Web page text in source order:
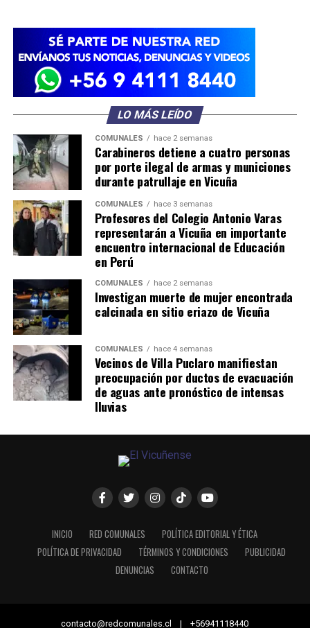
LO MÁS LEÍDO
COMUNALES hace 2 semanas
Carabineros detiene a cuatro personas
por porte ilegal de armas y municiones
durante patrullaje en Vicuña
COMUNALES hace 3 semanas
Profesores del Colegio Antonio Varas
representarán a Vicuña en importante
encuentro internacional de Educación
en Perú
COMUNALES hace 2 semanas
Investigan muerte de mujer encontrada
calcinada en sitio eriazo de Vicuña
COMUNALES hace 4 semanas
Vecinos de Villa Puclaro manifiestan
preocupación por ductos de evacuación
de aguas ante pronóstico de intensas
lluvias
INICIO RED COMUNALES
POLÍTICA EDITORIAL Y ÉTICA
POLÍTICA DE PRIVACIDAD
TÉRMINOS Y CONDICIONES
PUBLICIDAD
DENUNCIAS
CONTACTO
contacto@redcomunales.cl | +56941118440